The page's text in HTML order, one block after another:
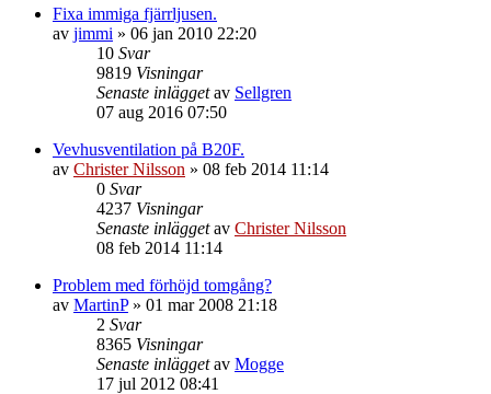
Fixa immiga fjärrljusen.
av jimmi » 06 jan 2010 22:20
10 Svar
9819 Visningar
Senaste inläggetav Sellgren
07 aug 2016 07:50
Vevhusventilation på B20F.
av Christer Nilsson » 08 feb 2014 11:14
0 Svar
4237 Visningar
Senaste inläggetav Christer Nilsson
08 feb 2014 11:14
Problem med förhöjd tomgång?
av MartinP» 01 mar 2008 21:18
2 Svar
8365 Visningar
Senaste inläggetav Mogge
17 jul 2012 08:41